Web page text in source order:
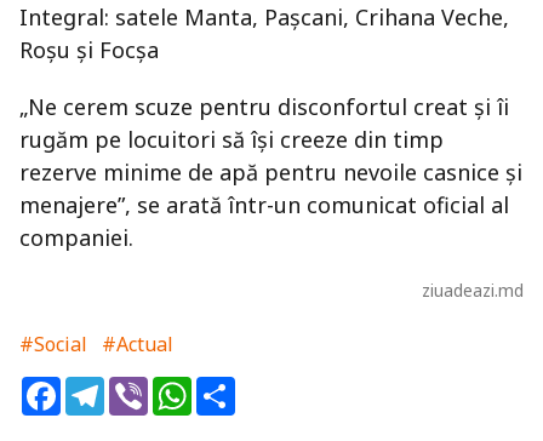
Integral: satele Manta, Pașcani, Crihana Veche,
Roșu și Focșa
„Ne cerem scuze pentru disconfortul creat și îi
rugăm pe locuitori să își creeze din timp
rezerve minime de apă pentru nevoile casnice și
menajere”, se arată într-un comunicat oficial al
companiei.
ziuadeazi.md
#Social
#Actual
FacebookTelegram
ViberWhatsApp